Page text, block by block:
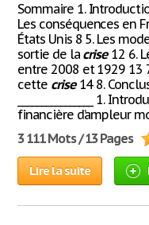
Sommaire 1.
Les conséquences en
États Unis 8 5. Les
sortie de la crise12 6.
entre 2008 et 1929 13
cette crise14 8.
________________ 1.
financière d’ampleur
3 111 Mots / 13 Pages
Lire la suite